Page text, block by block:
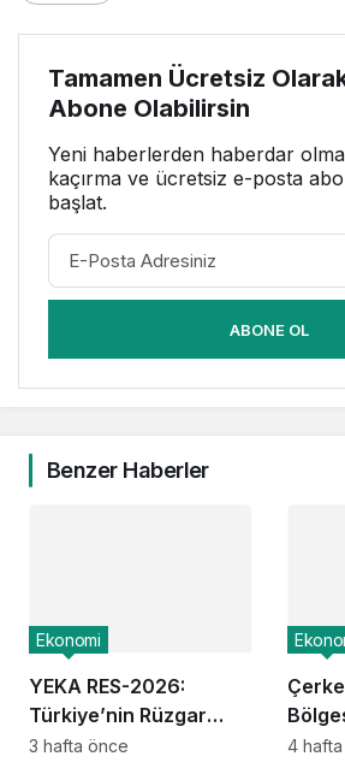
Tamamen Ücretsiz
Abone Olabilirsin
Yeni haberlerden haberdar
kaçırma ve ücretsiz e-posta
başlat.
ABONE OL
Benzer Haberler
YEKA RES-2026:
Türkiye’nin Rüzgar
Enerjisi Üretim Üssü
Ekonomi
3 hafta önce
Bloğu
4